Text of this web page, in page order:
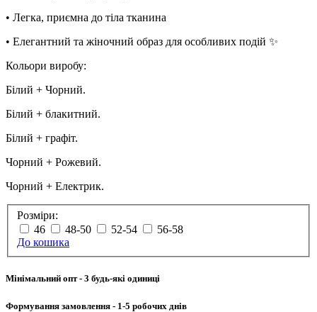
• Легка, приємна до тіла тканина
• Елегантний та жіночний образ для особливих подій ✨
Кольори виробу:
Білий + Чорний.
Білий + блакитний.
Білий + графіт.
Чорний + Рожевий.
Чорний + Електрик.
Розміри:
46
48-50 52-54
56-58
До кошика
Мінімальний опт- 3 будь-які одиниці
Формування замовлення - 1-5 робочих днів